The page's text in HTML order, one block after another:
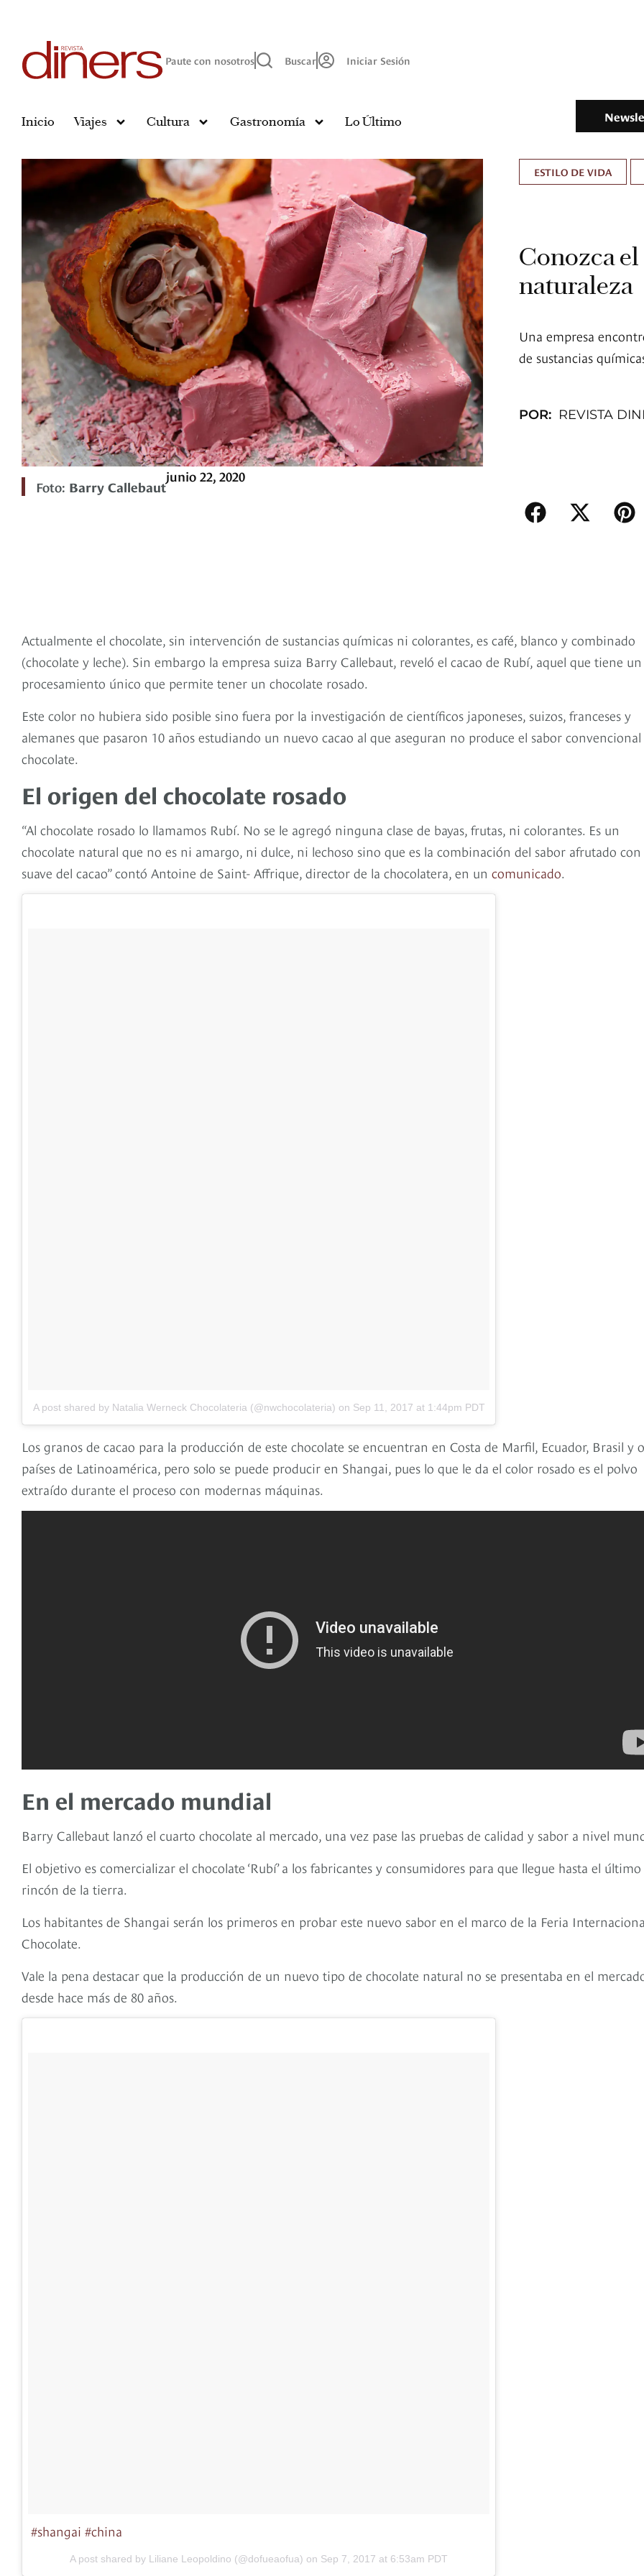
Paute con nosotros Buscar Iniciar Sesión
Inicio Viajes Cultura Gastronomía Lo Último
Foto: Barry Callebaut
junio 22, 2020
ESTILO DE VIDA
Conozca
naturaleza
Una empresa
de sustancias
POR: REVISTA
Actualmente el chocolate, sin intervención de sustancias químicas ni colorantes, es café, blanco y combinado
(chocolate y leche). Sin embargo la empresa suiza Barry Callebaut, reveló el cacao de Rubí, aquel que tiene un
procesamiento único que permite tener un chocolate rosado.
Este color no hubiera sido posible sino fuera por la investigación de científicos japoneses, suizos, franceses y
alemanes que pasaron 10 años estudiando un nuevo cacao al que aseguran no produce el sabor
chocolate.
El origen del chocolate rosado
“Al chocolate rosado lo llamamos Rubí. No se le agregó ninguna clase de bayas, frutas, ni colorantes. Es un
chocolate natural que no es ni amargo, ni dulce, ni lechoso sino que es la combinación del sabor afrutado
suave del cacao” contó Antoine de Saint- Affrique, director de la chocolatera, en un comunicado.
A post shared by Natalia Werneck Chocolateria (@nwchocolateria) on Sep 11, 2017 at 1:44pm PDT
Los granos de cacao para la producción de este chocolate se encuentran en Costa de Marfil, Ecuador, Brasil y
países de Latinoamérica, pero solo se puede producir en Shangai, pues lo que le da el color rosado es el polvo
extraído durante el proceso con modernas máquinas.
En el mercado mundial
Barry Callebaut lanzó el cuarto chocolate al mercado, una vez pase las pruebas de calidad y sabor a nivel
El objetivo es comercializar el chocolate ‘Rubí’ a los fabricantes y consumidores para que llegue hasta el último
rincón de la tierra.
Los habitantes de Shangai serán los primeros en probar este nuevo sabor en el marco de la Feria
Chocolate.
Vale la pena destacar que la producción de un nuevo tipo de chocolate natural no se presentaba en el
desde hace más de 80 años.
#shangai #china
A post shared by Liliane Leopoldino (@dofueaofua) on Sep 7, 2017 at 6:53am PDT